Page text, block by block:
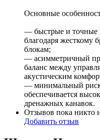
Основные
— быстрые и точные
благодаря жесткому
блокам;
— асимметричный
баланс между
акустическим
— минимальный
обеспечивается
дренажных канавок.
Отзывов пока никто
Добавить отзыв